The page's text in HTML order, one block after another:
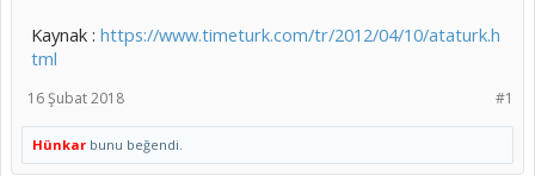
Kaynak : https://www.timeturk.com/tr/2012/04/10/ataturk.h
tml
#1
16 Şubat 2018
Hünkar bunu beğendi.